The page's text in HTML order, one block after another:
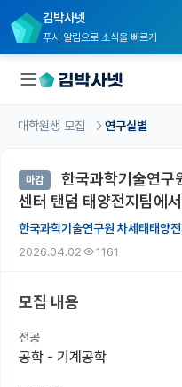
김박사넷
푸시 알림으로 소식을 빠르게
대학원생 모집 홈
기관별 모집 정보
연구실별 모집 정보
전공별 모집 정보
국내대학원 정보
대학원생 모집 연구실별
마감
한국과학기술연구
센터 탠덤 태양전지팀에
한국과학기술연구원 차세태태양
2026.04.02 1161
모집 내용
전공
공학 - 기계공학